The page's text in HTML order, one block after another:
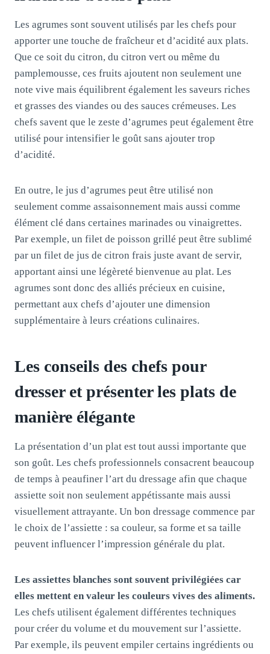
Les agrumes sont souvent utilisés par les chefs pour
apporter une touche de fraîcheur et d’acidité aux plats.
Que ce soit du citron, du citron vert ou même du
pamplemousse, ces fruits ajoutent non seulement une
note vive mais équilibrent également les saveurs riches
et grasses des viandes ou des sauces crémeuses. Les
chefs savent que le zeste d’agrumes peut également être
utilisé pour intensifier le goût sans ajouter trop
d’acidité.
En outre, le jus d’agrumes peut être utilisé non
seulement comme assaisonnement mais aussi comme
élément clé dans certaines marinades ou vinaigrettes.
Par exemple, un filet de poisson grillé peut être sublimé
par un filet de jus de citron frais juste avant de servir,
apportant ainsi une légèreté bienvenue au plat. Les
agrumes sont donc des alliés précieux en cuisine,
permettant aux chefs d’ajouter une dimension
supplémentaire à leurs créations culinaires.
Les conseils des chefs pour
dresser et présenter les plats de
manière élégante
La présentation d’un plat est tout aussi importante que
son goût. Les chefs professionnels consacrent beaucoup
de temps à peaufiner l’art du dressage afin que chaque
assiette soit non seulement appétissante mais aussi
visuellement attrayante. Un bon dressage commence par
le choix de l’assiette : sa couleur, sa forme et sa taille
peuvent influencer l’impression générale du plat.
Les assiettes blanches sont souvent privilégiées car
elles mettent en valeur les couleurs vives des aliments.
Les chefs utilisent également différentes techniques
pour créer du volume et du mouvement sur l’assiette.
Par exemple, ils peuvent empiler certains ingrédients ou